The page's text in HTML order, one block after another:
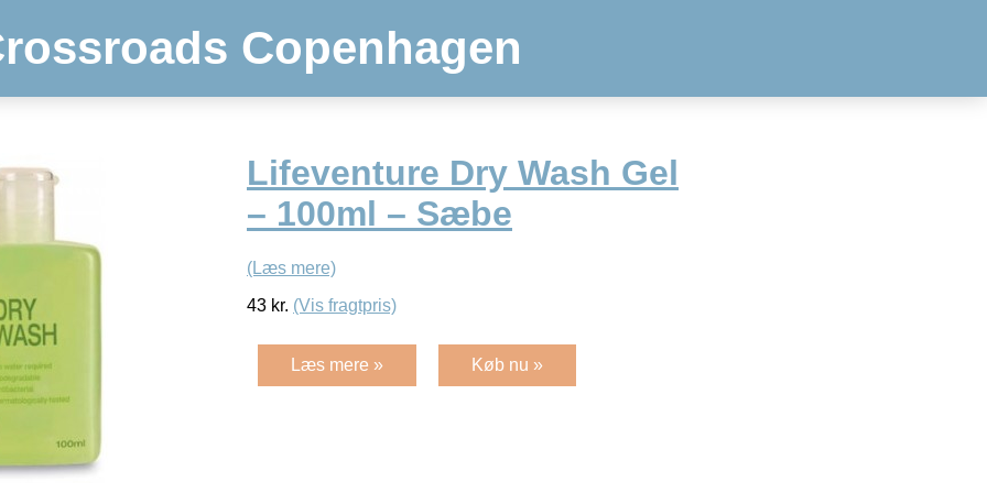
Copenhagen
Lifeventure Dry Wash Gel
– 100ml – Sæbe
(Læs mere)
43 kr. (Vis fragtpris)
Læs mere » Køb nu »